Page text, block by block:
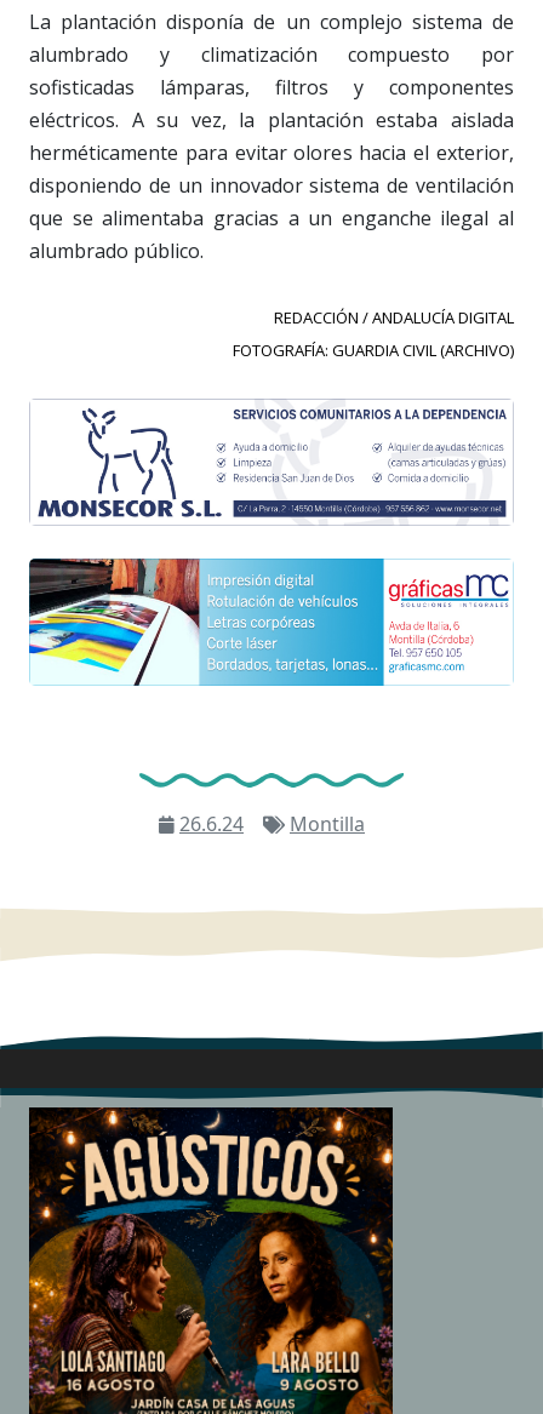
La plantación disponía de un complejo sistema de
alumbrado y climatización compuesto por
sofisticadas lámparas, filtros y componentes
eléctricos. A su vez, la plantación estaba aislada
herméticamente para evitar olores hacia el exterior,
disponiendo de un innovador sistema de ventilación
que se alimentaba gracias a un enganche ilegal al
alumbrado público.
REDACCIÓN / ANDALUCÍA DIGITAL
FOTOGRAFÍA: GUARDIA CIVIL (ARCHIVO)
26.6.24 Montilla